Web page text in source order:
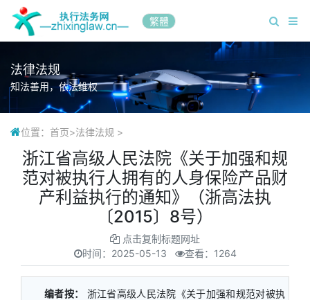
繁體
法律法规
知法善用，依法维权
位置： 首页>法律法规 >
浙江省高级人民法院《关于加强和规
范对被执行人拥有的人身保险产品财
产利益执行的通知》（浙高法执
〔2015〕8号）
点击复制标题网址
时间： 2025-05-13 查看：1264
编者按：
浙江省高级人民法院《关于加强和规范对被执